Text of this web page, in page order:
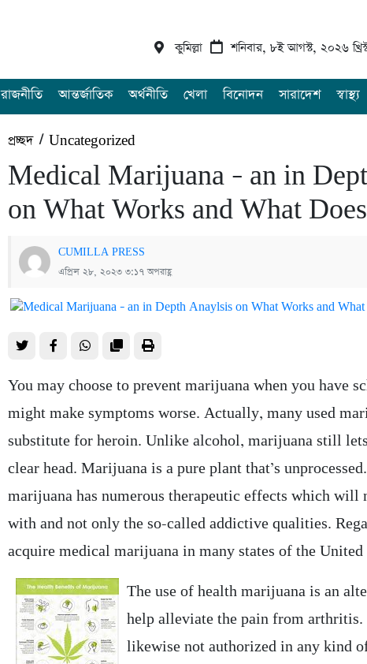
কুমিল্লা শনিবার, ৮ই আগস্ট, ২০২৬
রাজনীতি আন্তর্জাতিক অর্থনীতি খেলা বিনোদন সারাদেশ স্বাস্থ্য
প্রচ্ছদ/Uncategorized
Medical Marijuana – an in
on What Works and What
CUMILLA PRESS
এপ্রিল ২৮, ২০২৩ ৩:১৭ অপরাহ্ণ
You may choose to prevent marijuana when you have
might make symptoms worse. Actually, many used
substitute for heroin. Unlike alcohol, marijuana still
clear head. Marijuana is a pure plant that’s
marijuana has numerous therapeutic effects which will
with and not only the so-called addictive qualities.
acquire medical marijuana in many states of the United
The use of health marijuana is an
help alleviate the pain from arthritis.
likewise not authorized in any kind